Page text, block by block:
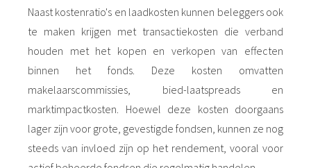
Naast kostenratio's en laadkosten kunnen beleggers ook
te maken krijgen met transactiekosten die verband
houden met het kopen en verkopen van effecten
binnen het fonds. Deze kosten omvatten
makelaarscommissies, bied-laatspreads en
marktimpactkosten. Hoewel deze kosten doorgaans
lager zijn voor grote, gevestigde fondsen, kunnen ze nog
steeds van invloed zijn op het rendement, vooral voor